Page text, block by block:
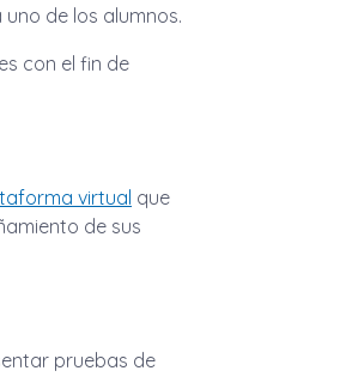
de los alumnos.
con el fin de
virtual que
de sus
pruebas de